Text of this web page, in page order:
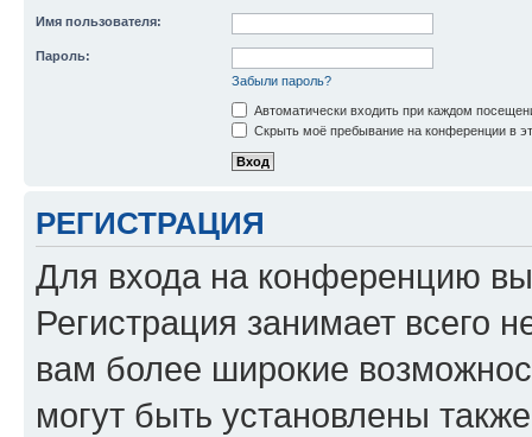
Имя пользователя:
Пароль:
Забыли пароль?
Автоматически входить при каждом
Скрыть моё пребывание на конференции в
РЕГИСТРАЦИЯ
Для входа на конференцию
Регистрация занимает всего
вам более широкие
могут быть установлены